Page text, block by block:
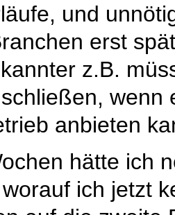
und
erst
z.B.
wenn
anbieten
hätte ich
ich jetzt